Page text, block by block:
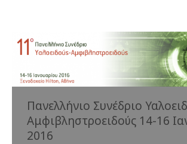
Πανελλήνιο Συνέδριο
Αμφιβληστροειδούς 14-16
2016